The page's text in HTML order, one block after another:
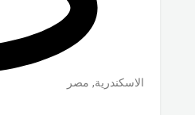
الاسكندرية, مصر